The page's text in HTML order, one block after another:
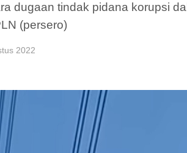
dugaan tindak pidana korupsi
(persero)
2022